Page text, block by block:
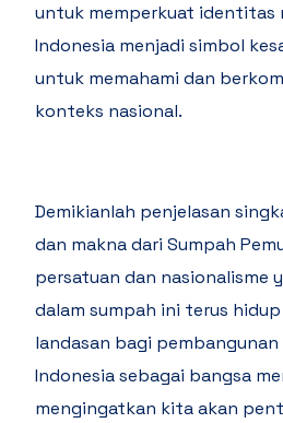
untuk memperkuat identitas
Indonesia menjadi simbol
untuk memahami dan
konteks nasional.
Demikianlah penjelasan
dan makna dari Sumpah
persatuan dan nasionalisme
dalam sumpah ini terus
landasan bagi
Indonesia sebagai bangsa
mengingatkan kita akan